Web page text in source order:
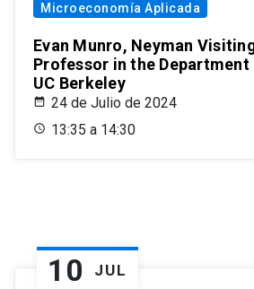
Microeconomía Aplicada
Evan Munro, Neyman
Professor in the
UC Berkeley
24 de Julio de 2024
13:35 a 14:30
10 JUL